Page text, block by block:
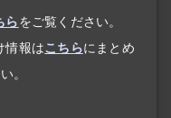
らをご覧ください。
情報はこちらにまとめ
。